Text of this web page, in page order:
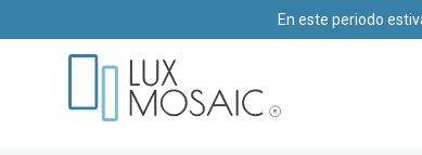
En este periodo